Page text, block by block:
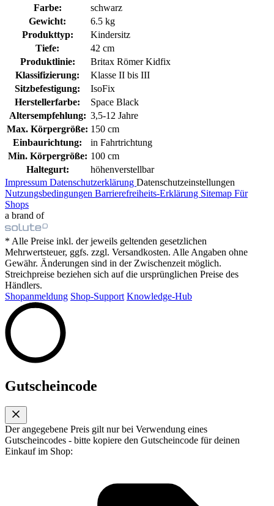
Farbe:
schwarz
Gewicht:
6.5 kg
Produkttyp:
Kindersitz
Tiefe:
42 cm
Produktlinie:
Britax Römer Kidfix
Klassifizierung:
Klasse II bis III
Sitzbefestigung:
IsoFix
Herstellerfarbe:
Space Black
Altersempfehlung: 3,5-12 Jahre
Max. Körpergröße: 150 cm
Einbaurichtung:
in Fahrtrichtung
Min. Körpergröße: 100 cm
Haltegurt:
höhenverstellbar
Impressum Datenschutzerklärung Datenschutzeinstellungen
Nutzungsbedingungen Barrierefreiheits-Erklärung Sitemap Für
Shops
a brand of
* Alle Preise inkl. der jeweils geltenden gesetzlichen
Mehrwertsteuer, ggfs. zzgl. Versandkosten. Alle Angaben ohne
Gewähr. Änderungen sind in der Zwischenzeit möglich.
Streichpreise beziehen sich auf die ursprünglichen Preise des
Händlers.
Shopanmeldung Shop-Support Knowledge-Hub
Gutscheincode
Der angegebene Preis gilt nur bei Verwendung eines
Gutscheincodes - bitte kopiere den Gutscheincode für deinen
Einkauf im Shop: